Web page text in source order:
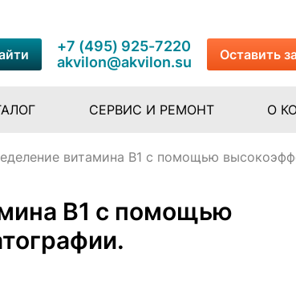
+7 (495) 925-7220
akvilon@akvilon.su
Оставить
СЕРВИС И РЕМОНТ О
витамина В1 с помощью
В1 с помощью